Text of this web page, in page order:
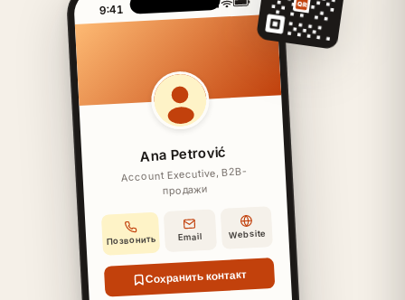
QR
9:41
Ana Petrović
Account Executive, B2B-
продажи
Позвонить Email Website
Сохранить контакт